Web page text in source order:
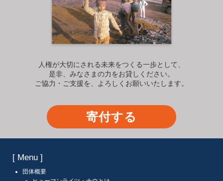
人権が大切にされる未来をつくる一歩として、
是非、みなさまの力をお貸しください。
ご協力・ご支援を、よろしくお願いいたします。
寄付する
[ Menu ]
団体概要